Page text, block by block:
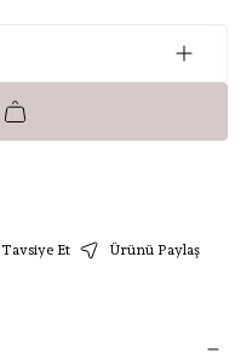
Tavsiye Et
Ürünü Paylaş